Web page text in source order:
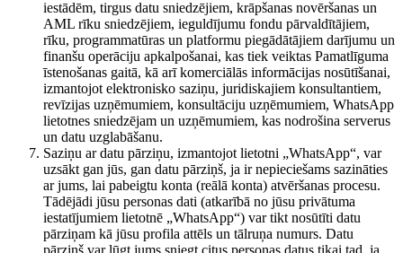
iestādēm, tirgus datu sniedzējiem, krāpšanas novēršanas un
AML rīku sniedzējiem, ieguldījumu fondu pārvaldītājiem,
rīku, programmatūras un platformu piegādātājiem darījumu un
finanšu operāciju apkalpošanai, kas tiek veiktas Pamatlīguma
īstenošanas gaitā, kā arī komerciālās informācijas nosūtīšanai,
izmantojot elektronisko saziņu, juridiskajiem konsultantiem,
revīzijas uzņēmumiem, konsultāciju uzņēmumiem, WhatsApp
lietotnes sniedzējam un uzņēmumiem, kas nodrošina serverus
un datu uzglabāšanu.
Saziņu ar datu pārziņu, izmantojot lietotni „WhatsApp“, var
uzsākt gan jūs, gan datu pārziņš, ja ir nepieciešams sazināties
ar jums, lai pabeigtu konta (reālā konta) atvēršanas procesu.
Tādējādi jūsu personas dati (atkarībā no jūsu privātuma
iestatījumiem lietotnē „WhatsApp“) var tikt nosūtīti datu
pārziņam kā jūsu profila attēls un tālruņa numurs. Datu
pārziņš var lūgt jums sniegt citus personas datus tikai tad, ja